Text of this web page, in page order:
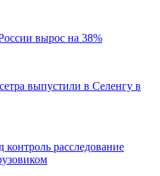
вырос на 38%
выпустили в Селенгу в
контроль расследование